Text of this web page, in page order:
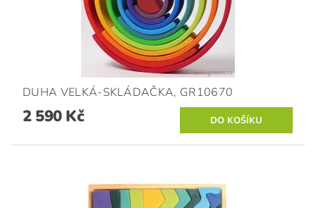
DUHA VELKÁ-SKLÁDAČKA, GR10670
2 590 Kč